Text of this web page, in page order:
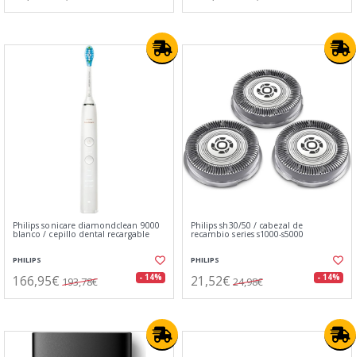
Philips sonicare diamondclean 9000
blanco / cepillo dental recargable
PHILIPS
166,95€ 193,78€ - 14%
Philips sh30/50 / cabezal de
recambio series s1000-s5000
PHILIPS
21,52€ 24,98€ - 14%